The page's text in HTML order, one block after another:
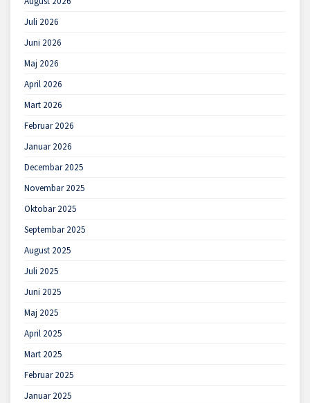
Juli 2026
Juni 2026
Maj 2026
April 2026
Mart 2026
Februar 2026
Januar 2026
Decembar 2025
Novembar 2025
Oktobar 2025
Septembar 2025
August 2025
Juli 2025
Juni 2025
Maj 2025
April 2025
Mart 2025
Februar 2025
Januar 2025